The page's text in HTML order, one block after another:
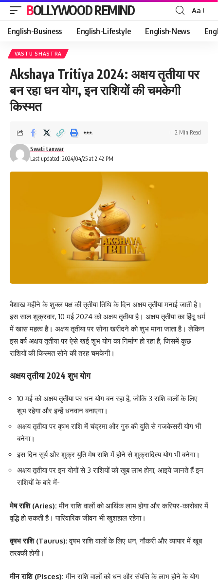
BOLLYWOOD REMIND
Font
Resizer
Aa
English-Business English-Lifestyle English-News
VASTU SHASTRA
Akshaya Tritiya 2024: अक्षय तृतीया पर
बन रहा धन योग, इन राशियों की चमकेगी
किस्मत
Last updated: 2024/04/25 at 2:42 PM
Swati tanwar
2 Min Read
वैशाख महीने के शुक्ल पक्ष की तृतीया तिथि के दिन अक्षय तृतीया मनाई जाती है।
इस साल शुक्रवार, 10 मई 2024 को अक्षय तृतीया है। अक्षय तृतीया का हिंदू धर्म
में खास महत्व है। अक्षय तृतीया पर सोना खरीदने को शुभ माना जाता है। लेकिन
इस वर्ष अक्षय तृतीया पर ऐसे खई शुभ योग का निर्माण हो रहा है, जिसमें कुछ
राशियों की किस्मत सोने की तरह चमकेगी।
अक्षय तृतीया 2024 शुभ योग
10 मई को अक्षय तृतीया पर धन योग बन रहा है, जोकि 3 राशि वालों के लिए
शुभ रहेगा और इन्हें धनवान बनाएगा।
अक्षय तृतीया पर वृषभ राशि में चंद्रमा और गुरु की युति से गजकेसरी योग भी
बनेगा।
इस दिन सूर्य और शुक्र युति मेष राशि में होने से शुक्रादित्य योग भी बनेगा।
अक्षय तृतीया पर इन योगों से 3 राशियों को खूब लाभ होगा, आइये जानते हैं इन
राशियों के बारे में-
मेष राशि (Aries): मीन राशि वालों को आर्थिक लाभ होगा और करियर-कारोबार में
वृद्धि हो सकती है। पारिवारिक जीवन भी खुशहाल रहेगा।
वृषभ राशि (Taurus): वृषभ राशि वालों के लिए धन, नौकरी और व्यापार में खूब
तरक्की होगी।
मीन राशि (Pisces): मीन राशि वालों को धन और संपत्ति के लाभ होने के योग